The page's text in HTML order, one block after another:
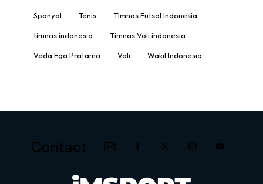
Spanyol Tenis TImnas Futsal Indonesia
timnas indonesia Timnas Voli indonesia
Veda Ega Pratama Voli Wakil Indonesia
Contact